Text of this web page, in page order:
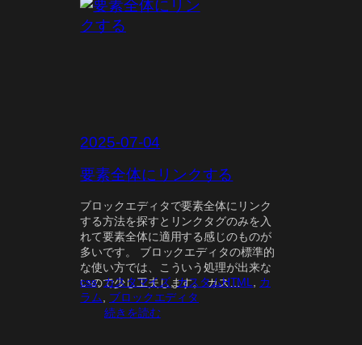
2025-07-04
要素全体にリンクする
ブロックエディタで要素全体にリンク
する方法を探すとリンクタグのみを入
れて要素全体に適用する感じのものが
多いです。 ブロックエディタの標準的
な使い方では、こういう処理が出来な
いので少し工夫します。 カス…
css, カスタマイズ, カスタムHTML
カ
ラム
ブロックエディタ
続きを読む: